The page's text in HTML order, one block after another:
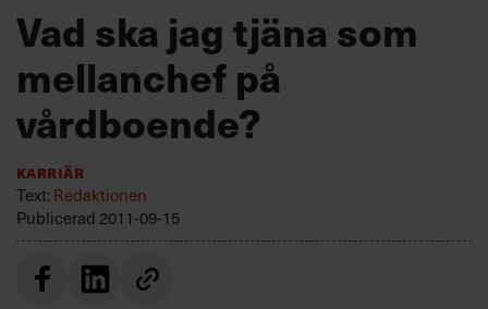
Annonsera
Om oss
Kontakta oss
Utbildning för ledare
Chefakademin+
Populära utbildningar
Vad ska jag tjäna som
mellanchef på
vårdboende?
Karriär
Text:Redaktionen
Publicerad 2011-09-15